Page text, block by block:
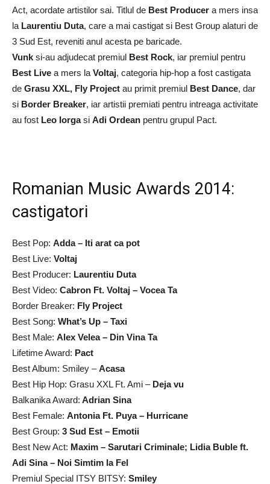
Act, acordate artistilor sai. Titlul de Best Producer a mers insa
la Laurentiu Duta, care a mai castigat si Best Group alaturi de
3 Sud Est, reveniti anul acesta pe baricade.
Vunk si-au adjudecat premiul Best Rock, iar premiul pentru
Best Live a mers la Voltaj, categoria hip-hop a fost castigata
de Grasu XXL, Fly Project au primit premiul Best Dance, dar
si Border Breaker, iar artistii premiati pentru intreaga activitate
au fost Leo Iorgasi Adi Ordean pentru grupul Pact.
Romanian Music Awards 2014:
castigatori
Best Pop: Adda – Iti arat ca pot
Best Live: Voltaj
Best Producer: Laurentiu Duta
Best Video: Cabron Ft. Voltaj – Vocea Ta
Border Breaker: Fly Project
Best Song: What’s Up – Taxi
Best Male: Alex Velea – Din Vina Ta
Lifetime Award: Pact
Best Album: Smiley –Acasa
Best Hip Hop: Grasu XXL Ft. Ami – Deja vu
Balkanika Award: Adrian Sina
Best Female: Antonia Ft. Puya – Hurricane
Best Group: 3 Sud Est – Emotii
Best New Act: Maxim – Sarutari Criminale; Lidia Buble ft.
Adi Sina – Noi Simtim la Fel
Premiul Special ITSY BITSY: Smiley